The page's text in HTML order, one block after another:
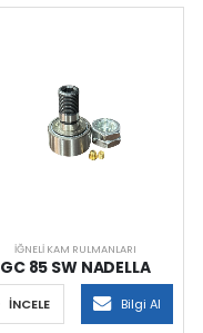
İĞNELI KAM RULMANLARI
GC 85 SW NADELLA
İNCELE Bilgi Al